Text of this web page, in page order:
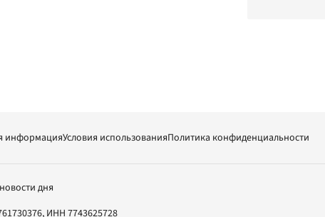
информацияУсловия использованияПолитика конфиденциальности
дня
ИНН 7743625728